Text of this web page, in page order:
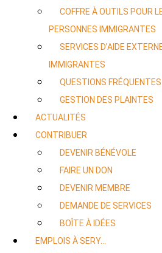
COFFRE À OUTILS POUR
PERSONNES IMMIGRANTES
SERVICES D’AIDE
IMMIGRANTES
QUESTIONS FRÉQUENTES
GESTION DES PLAINTES
ACTUALITÉS
CONTRIBUER
DEVENIR BÉNÉVOLE
FAIRE UN DON
DEVENIR MEMBRE
DEMANDE DE SERVICES
BOÎTE À IDÉES
EMPLOIS À SERY…